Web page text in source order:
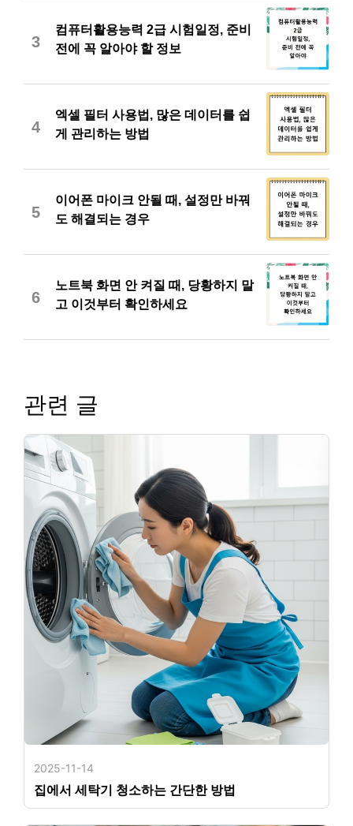
3
컴퓨터활용능력 2급 시험일정, 준비
전에 꼭 알아야 할 정보
4
엑셀 필터 사용법, 많은 데이터를 쉽
게 관리하는 방법
5
이어폰 마이크 안될 때, 설정만 바꿔
도 해결되는 경우
6
노트북 화면 안 켜질 때, 당황하지 말
고 이것부터 확인하세요
관련 글
2025-11-14
집에서 세탁기 청소하는 간단한 방법